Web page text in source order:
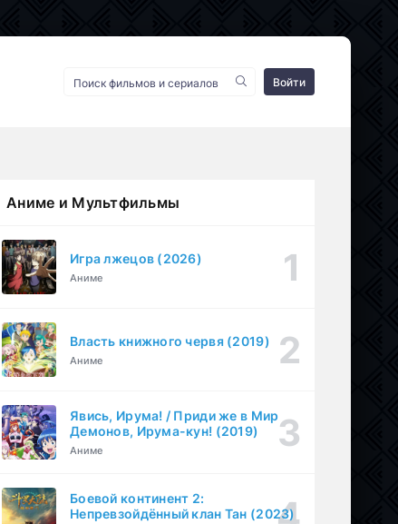
Войти
Аниме и Мультфильмы
Игра лжецов (2026)
Аниме
Власть книжного червя (2019)
Аниме
Явись, Ирума! / Приди же в Мир
Демонов, Ирума-кун! (2019)
Аниме
Боевой континент 2:
Непревзойдённый клан Тан (2023)